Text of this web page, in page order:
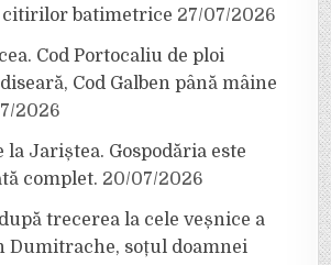
citirilor batimetrice 27/07/2026
Cod Portocaliu de ploi
Cod Galben până mâine
2026
la Jariștea. Gospodăria este
complet. 20/07/2026
trecerea la cele veșnice a
Dumitrache, soțul doamnei